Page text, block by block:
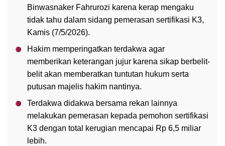
Binwasnaker Fahrurozi karena kerap mengaku
tidak tahu dalam sidang pemerasan sertifikasi K3,
Kamis (7/5/2026).
Hakim memperingatkan terdakwa agar
memberikan keterangan jujur karena sikap berbelit-
belit akan memberatkan tuntutan hukum serta
putusan majelis hakim nantinya.
Terdakwa didakwa bersama rekan lainnya
melakukan pemerasan kepada pemohon sertifikasi
K3 dengan total kerugian mencapai Rp 6,5 miliar
lebih.